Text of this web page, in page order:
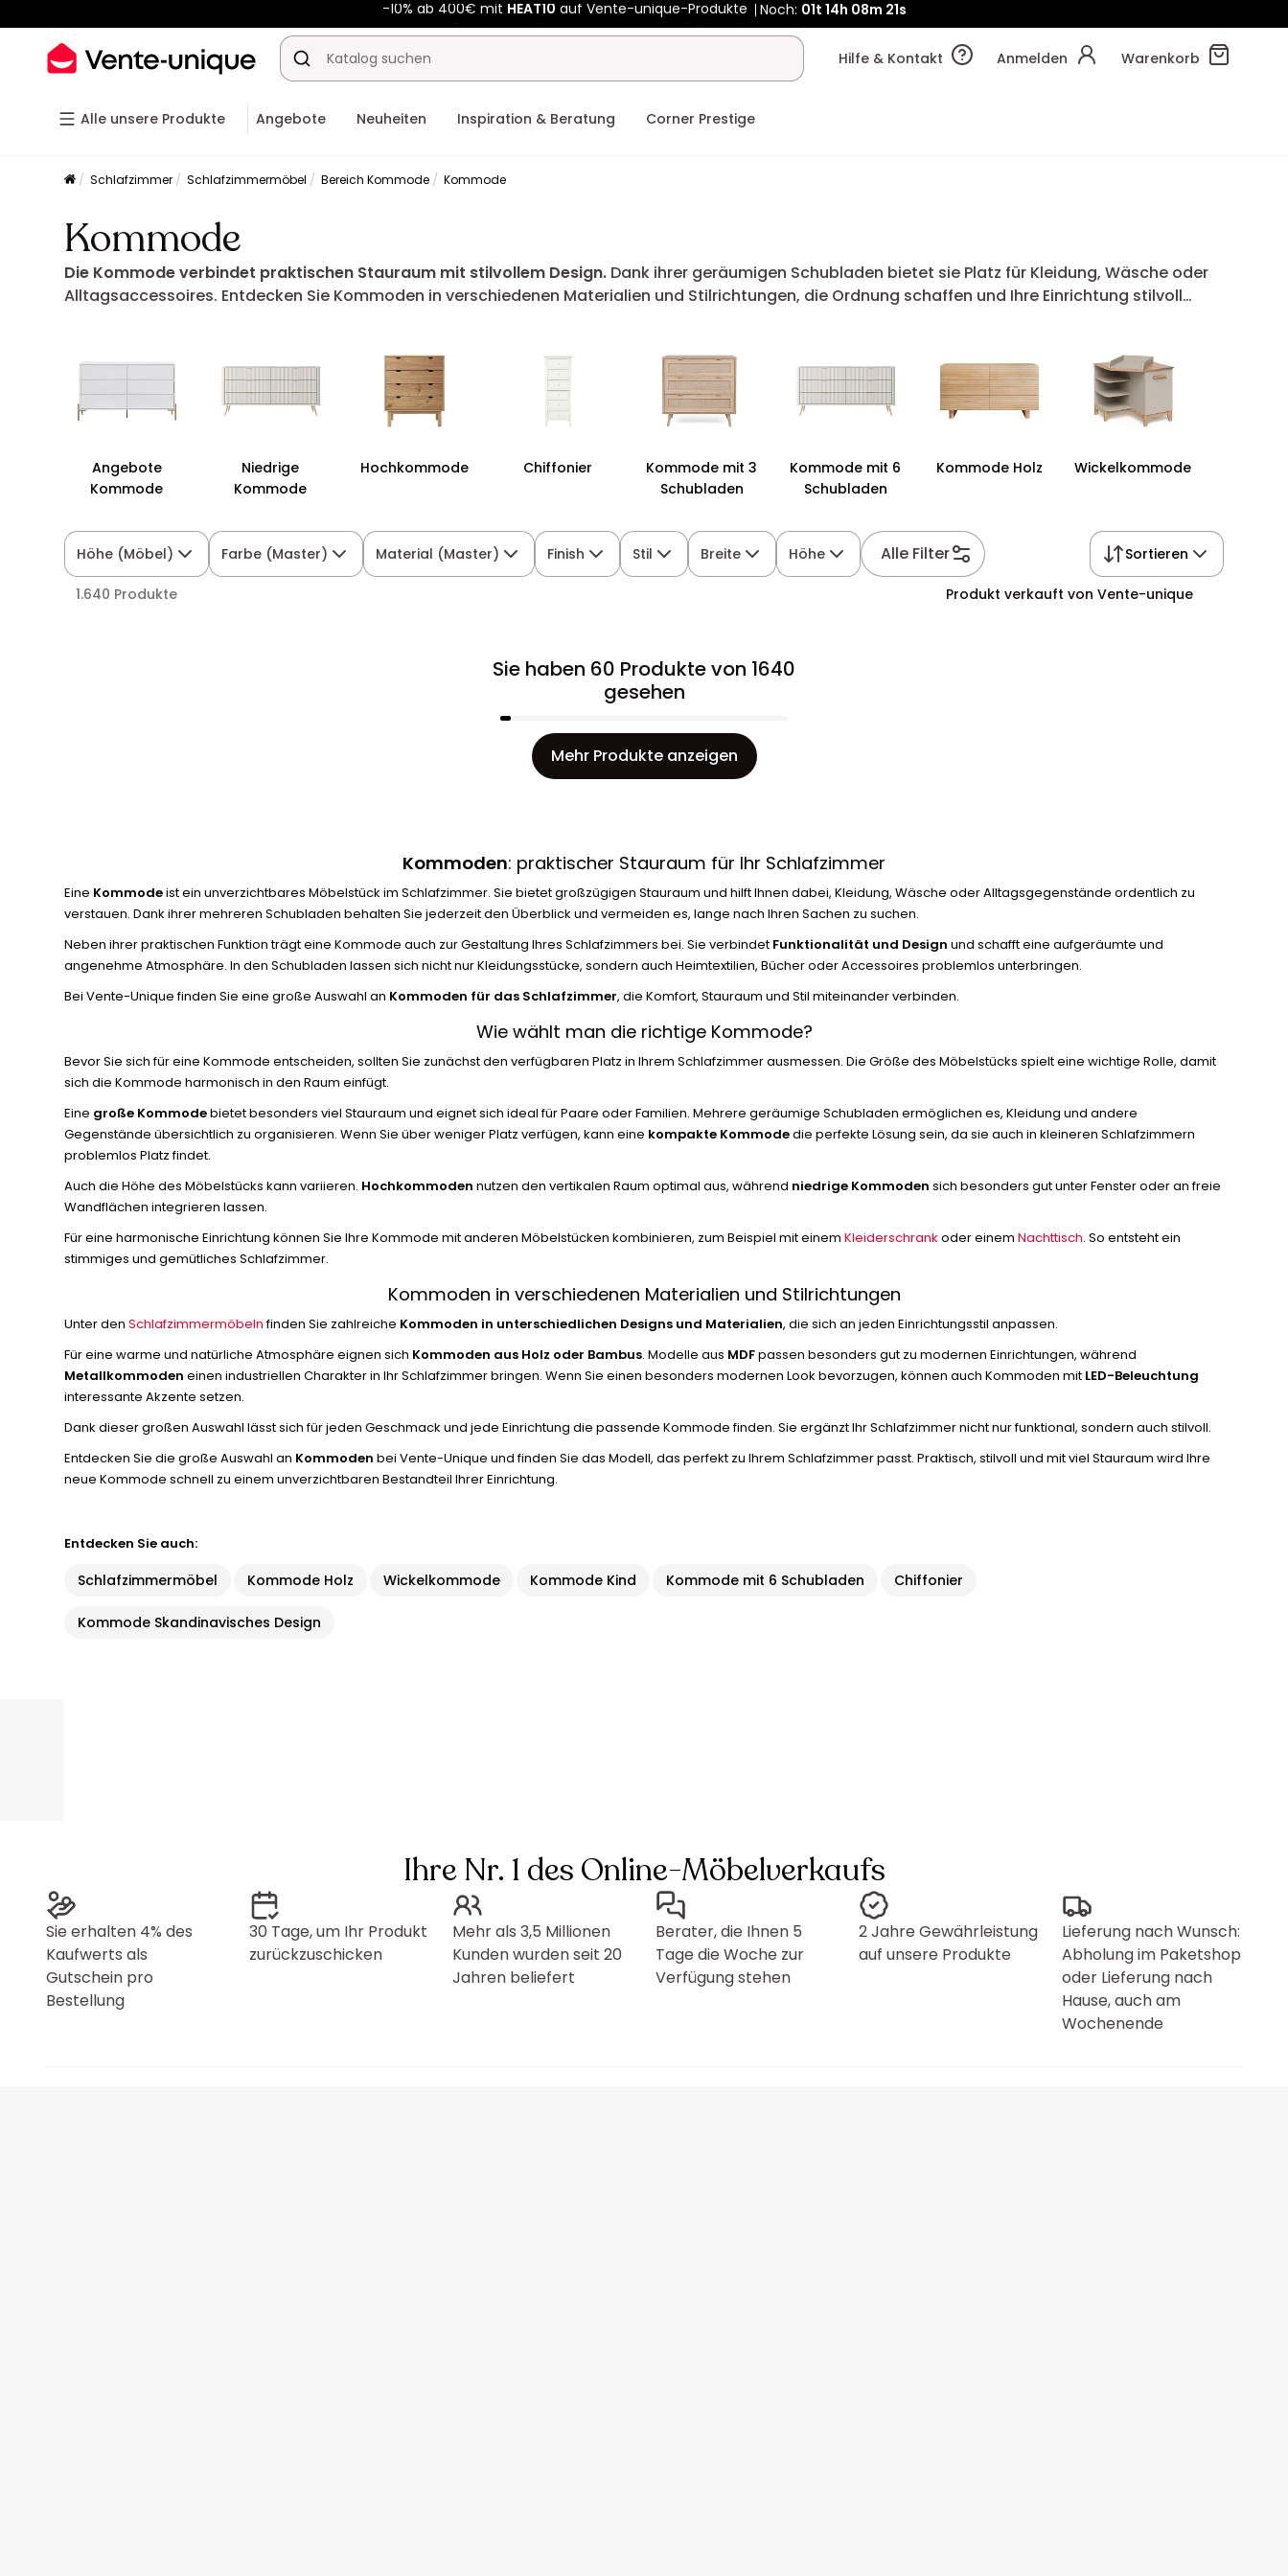
Kauf-unique wird zu Vente-unique - Gleicher Shop, neuer Name!
-10% ab 400€ mitHEAT10auf Vente-unique-Produkte Noch:01t
Hilfe & Kontakt
Anmelden Warenkorb
Alle unsere Produkte Angebote Neuheiten Inspiration & Beratung Corner Prestige
Schlafzimmer Schlafzimmermöbel Bereich Kommode Kommode
Kommode
Die Kommode verbindet praktischen Stauraum mit stilvollem Design. Dank ihrer geräumigen Schubladen bietet sie Platz für Kleidung, Wäsche oder
Alltagsaccessoires. Entdecken Sie Kommoden in verschiedenen Materialien und Stilrichtungen, die Ordnung schaffen und Ihre Einrichtung stilvoll
Angebote
Kommode
Niedrige
Kommode
Hochkommode Chiffonier
Kommode mit 3
Schubladen
Kommode mit 6
Schubladen
Kommode Holz Wickelkommode
Höhe (Möbel) Farbe (Master) Material (Master) Finish Stil Breite Höhe Alle Filter Sortieren
1.640 Produkte Produkt verkauft von Vente-unique
Sie haben 60 Produkte von 1640
gesehen
Mehr Produkte anzeigen
Kommoden: praktischer Stauraum für Ihr Schlafzimmer
Eine Kommodeist ein unverzichtbares Möbelstück im Schlafzimmer. Sie bietet großzügigen Stauraum und hilft Ihnen dabei, Kleidung, Wäsche oder Alltagsgegenstände ordentlich zu
verstauen. Dank ihrer mehreren Schubladen behalten Sie jederzeit den Überblick und vermeiden es, lange nach Ihren Sachen zu suchen.
Neben ihrer praktischen Funktion trägt eine Kommode auch zur Gestaltung Ihres Schlafzimmers bei. Sie verbindet Funktionalität und Design und schafft eine aufgeräumte und
angenehme Atmosphäre. In den Schubladen lassen sich nicht nur Kleidungsstücke, sondern auch Heimtextilien, Bücher oder Accessoires problemlos unterbringen.
Bei Vente-Unique finden Sie eine große Auswahl an Kommoden für das Schlafzimmer, die Komfort, Stauraum und Stil miteinander verbinden.
Wie wählt man die richtige Kommode?
Bevor Sie sich für eine Kommode entscheiden, sollten Sie zunächst den verfügbaren Platz in Ihrem Schlafzimmer ausmessen. Die Größe des Möbelstücks spielt eine wichtige Rolle, damit
sich die Kommode harmonisch in den Raum einfügt.
Eine große Kommodebietet besonders viel Stauraum und eignet sich ideal für Paare oder Familien. Mehrere geräumige Schubladen ermöglichen es, Kleidung und andere
Gegenstände übersichtlich zu organisieren. Wenn Sie über weniger Platz verfügen, kann eine kompakte Kommodedie perfekte Lösung sein, da sie auch in kleineren Schlafzimmern
problemlos Platz findet.
Auch die Höhe des Möbelstücks kann variieren. Hochkommoden nutzen den vertikalen Raum optimal aus, während niedrige Kommoden sich besonders gut unter Fenster oder an freie
Wandflächen integrieren lassen.
Für eine harmonische Einrichtung können Sie Ihre Kommode mit anderen Möbelstücken kombinieren, zum Beispiel mit einemKleiderschrank oder einemNachttisch. So entsteht ein
stimmiges und gemütliches Schlafzimmer.
Kommoden in verschiedenen Materialien und Stilrichtungen
Unter denSchlafzimmermöbelnfinden Sie zahlreiche Kommoden in unterschiedlichen Designs und Materialien, die sich an jeden Einrichtungsstil anpassen.
Für eine warme und natürliche Atmosphäre eignen sich Kommoden aus Holz oder Bambus. Modelle aus MDFpassen besonders gut zu modernen Einrichtungen, während
Metallkommoden einen industriellen Charakter in Ihr Schlafzimmer bringen. Wenn Sie einen besonders modernen Look bevorzugen, können auch Kommoden mit LED-Beleuchtung
interessante Akzente setzen.
Dank dieser großen Auswahl lässt sich für jeden Geschmack und jede Einrichtung die passende Kommode finden. Sie ergänzt Ihr Schlafzimmer nicht nur funktional, sondern auch stilvoll.
Entdecken Sie die große Auswahl an Kommoden bei Vente-Unique und finden Sie das Modell, das perfekt zu Ihrem Schlafzimmer passt. Praktisch, stilvoll und mit viel Stauraum wird Ihre
neue Kommode schnell zu einem unverzichtbaren Bestandteil Ihrer Einrichtung.
Entdecken Sie auch:
Schlafzimmermöbel Kommode Holz Wickelkommode Kommode Kind Kommode mit 6 Schubladen Chiffonier
Kommode Skandinavisches Design
Ihre Nr. 1 des Online-Möbelverkaufs
Sie erhalten 4% des
Kaufwerts als
Gutschein pro
Bestellung
30 Tage, um Ihr Produkt
zurückzuschicken
Mehr als 3,5 Millionen
Kunden wurden seit 20
Jahren beliefert
Berater, die Ihnen 5
Tage die Woche zur
Verfügung stehen
2 Jahre Gewährleistung
auf unsere Produkte
Lieferung nach Wunsch:
Abholung im Paketshop
oder Lieferung nach
Hause, auch am
Wochenende